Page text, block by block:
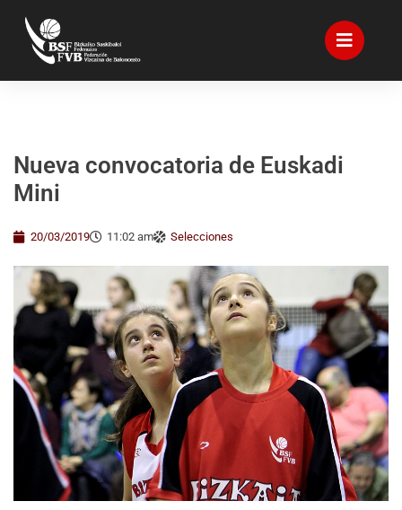
Nueva convocatoria de Euskadi
Mini
20/03/2019 11:02 am Selecciones